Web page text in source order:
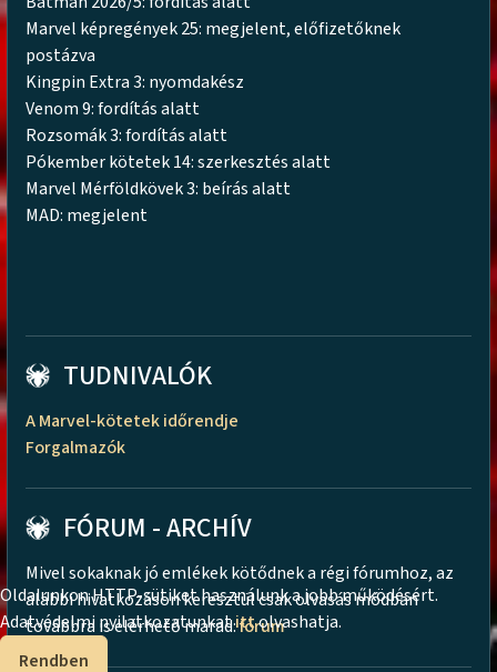
Marvel képregények 25: megjelent, előfizetőknek
postázva
Kingpin Extra 3: nyomdakész
Venom 9: fordítás alatt
Rozsomák 3: fordítás alatt
Pókember kötetek 14: szerkesztés alatt
Marvel Mérföldkövek 3: beírás alatt
MAD: megjelent
TUDNIVALÓK
A Marvel-kötetek időrendje
Forgalmazók
FÓRUM - ARCHÍV
Mivel sokaknak jó emlékek kötődnek a régi fórumhoz, az
alábbi hivatkozáson keresztül csak olvasás módban
továbbra is elérhető marad:fórum
Oldalunkon HTTP-sütiket használunk a jobb működésért.
Adatvédelmi nyilatkozatunkatittolvashatja.
Rendben